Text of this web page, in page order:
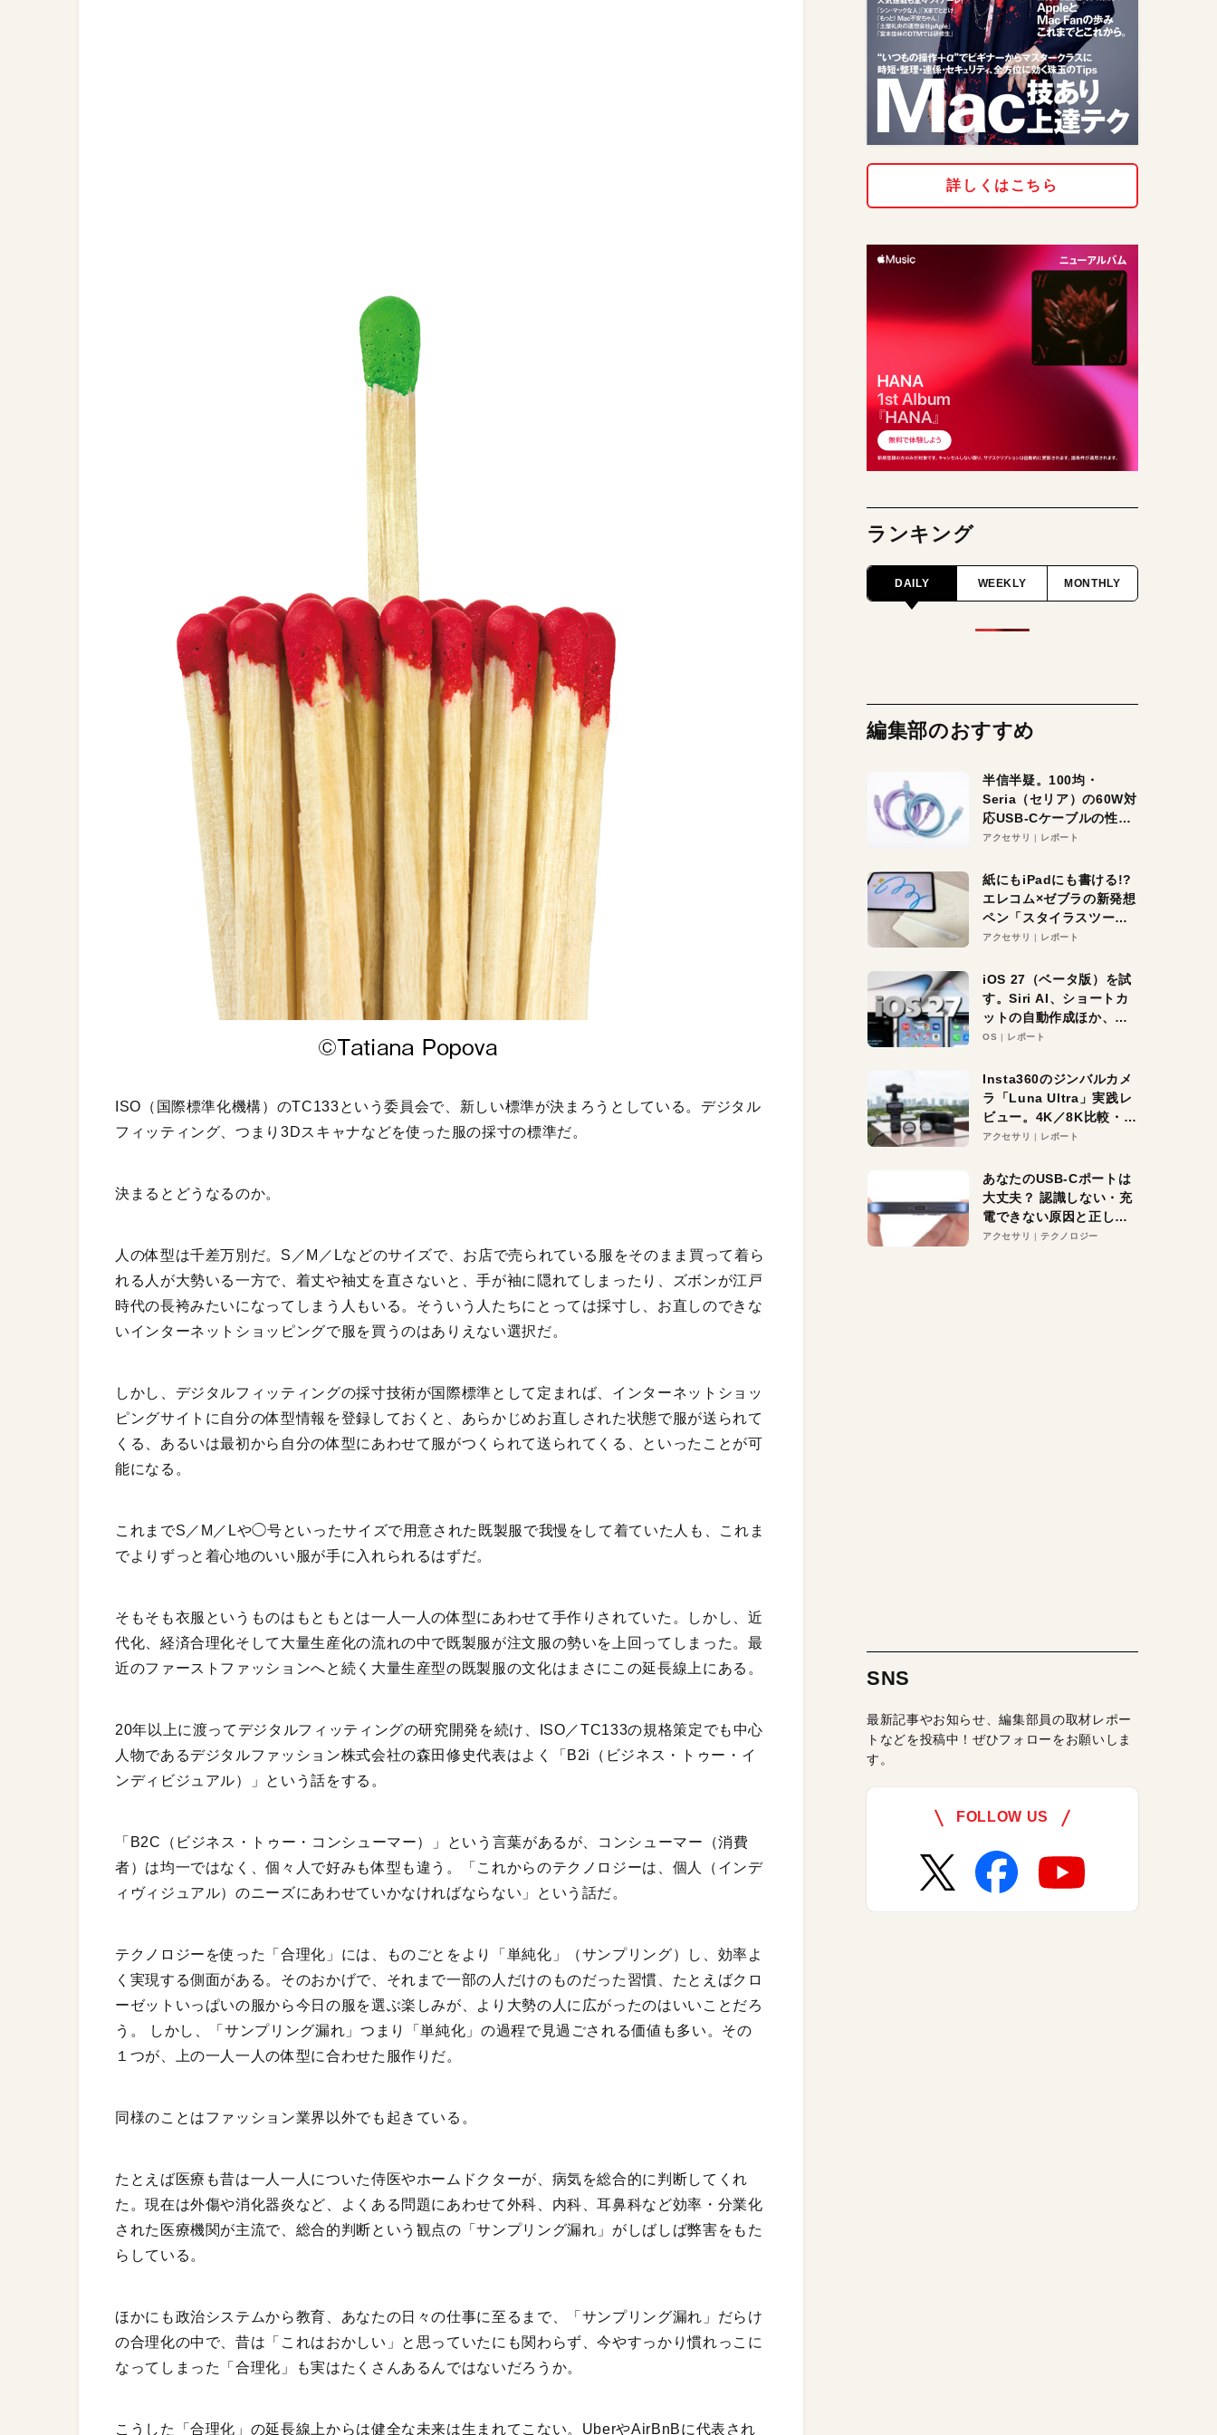
ISO（国際標準化機構）のTC133という委員会で、新しい標準が決まろうとしている。デジタル
フィッティング、つまり3Dスキャナなどを使った服の採寸の標準だ。
決まるとどうなるのか。
人の体型は千差万別だ。S／M／Lなどのサイズで、お店で売られている服をそのまま買って着ら
れる人が大勢いる一方で、着丈や袖丈を直さないと、手が袖に隠れてしまったり、ズボンが江戸
時代の長袴みたいになってしまう人もいる。そういう人たちにとっては採寸し、お直しのできな
いインターネットショッピングで服を買うのはありえない選択だ。
しかし、デジタルフィッティングの採寸技術が国際標準として定まれば、インターネットショッ
ピングサイトに自分の体型情報を登録しておくと、あらかじめお直しされた状態で服が送られて
くる、あるいは最初から自分の体型にあわせて服がつくられて送られてくる、といったことが可
能になる。
これまでS／M／Lや◯号といったサイズで用意された既製服で我慢をして着ていた人も、これま
でよりずっと着心地のいい服が手に入れられるはずだ。
そもそも衣服というものはもともとは一人一人の体型にあわせて手作りされていた。しかし、近
代化、経済合理化そして大量生産化の流れの中で既製服が注文服の勢いを上回ってしまった。最
近のファーストファッションへと続く大量生産型の既製服の文化はまさにこの延長線上にある。
20年以上に渡ってデジタルフィッティングの研究開発を続け、ISO／TC133の規格策定でも中心
人物であるデジタルファッション株式会社の森田修史代表はよく「B2i（ビジネス・トゥー・イ
ンディビジュアル）」という話をする。
「B2C（ビジネス・トゥー・コンシューマー）」という言葉があるが、コンシューマー（消費
者）は均一ではなく、個々人で好みも体型も違う。「これからのテクノロジーは、個人（インデ
ィヴィジュアル）のニーズにあわせていかなければならない」という話だ。
テクノロジーを使った「合理化」には、ものごとをより「単純化」（サンプリング）し、効率よ
く実現する側面がある。そのおかげで、それまで一部の人だけのものだった習慣、たとえばクロ
ーゼットいっぱいの服から今日の服を選ぶ楽しみが、より大勢の人に広がったのはいいことだろ
う。 しかし、「サンプリング漏れ」つまり「単純化」の過程で見過ごされる価値も多い。その
１つが、上の一人一人の体型に合わせた服作りだ。
同様のことはファッション業界以外でも起きている。
たとえば医療も昔は一人一人についた侍医やホームドクターが、病気を総合的に判断してくれ
た。現在は外傷や消化器炎など、よくある問題にあわせて外科、内科、耳鼻科など効率・分業化
された医療機関が主流で、総合的判断という観点の「サンプリング漏れ」がしばしば弊害をもた
らしている。
ほかにも政治システムから教育、あなたの日々の仕事に至るまで、「サンプリング漏れ」だらけ
の合理化の中で、昔は「これはおかしい」と思っていたにも関わらず、今やすっかり慣れっこに
なってしまった「合理化」も実はたくさんあるんではないだろうか。
こうした「合理化」の延長線上からは健全な未来は生まれてこない。UberやAirBnBに代表され
詳しくはこちら
ランキング
DAILY WEEKLY MONTHLY
編集部のおすすめ
半信半疑。100均・
Seria（セリア）の60W対
応USB-Cケーブルの性能
を検証。超コスパの1本を
アクセサリ レポート
紙にもiPadにも書ける!?
エレコム×ゼブラの新発想
ペン「スタイラスツーウ
ェイ」レビュー。持ち替
アクセサリ レポート
iOS 27（ベータ版）を試
す。Siri AI、ショートカ
ットの自動作成ほか、期
待大の便利機能5選。
る未来はすぐそこ！
OS レポート
Insta360のジンバルカメ
ラ「Luna Ultra」実践レ
ビュー。4K／8K比較・ズ
ーム・夜間撮影をチェッ
アクセサリ レポート
あなたのUSB-Cポートは
大丈夫？ 認識しない・充
電できない原因と正しい
対策
アクセサリ テクノロジー
SNS
最新記事やお知らせ、編集部員の取材レポー
トなどを投稿中！ぜひフォローをお願いしま
す。
FOLLOW US